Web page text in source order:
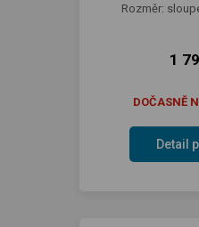
Rozměr:
1
DOČASNĚ
Detail